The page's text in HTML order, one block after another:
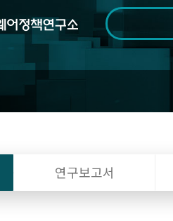
검색범위 전체
기간 전체 1일
연구보고서